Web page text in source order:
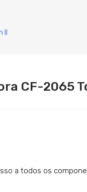
CF-2065
a todos os